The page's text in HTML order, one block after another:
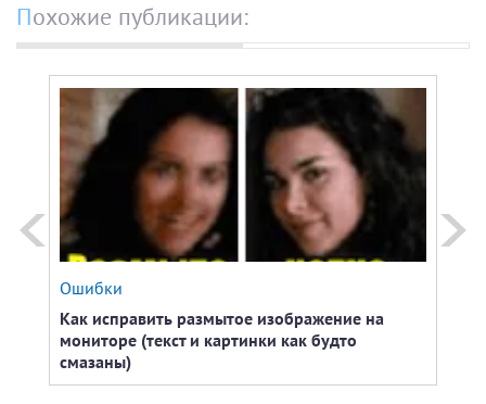
Похожие публикации:
Ошибки
Как исправить размытое изображение на
мониторе (текст и картинки как будто
смазаны)